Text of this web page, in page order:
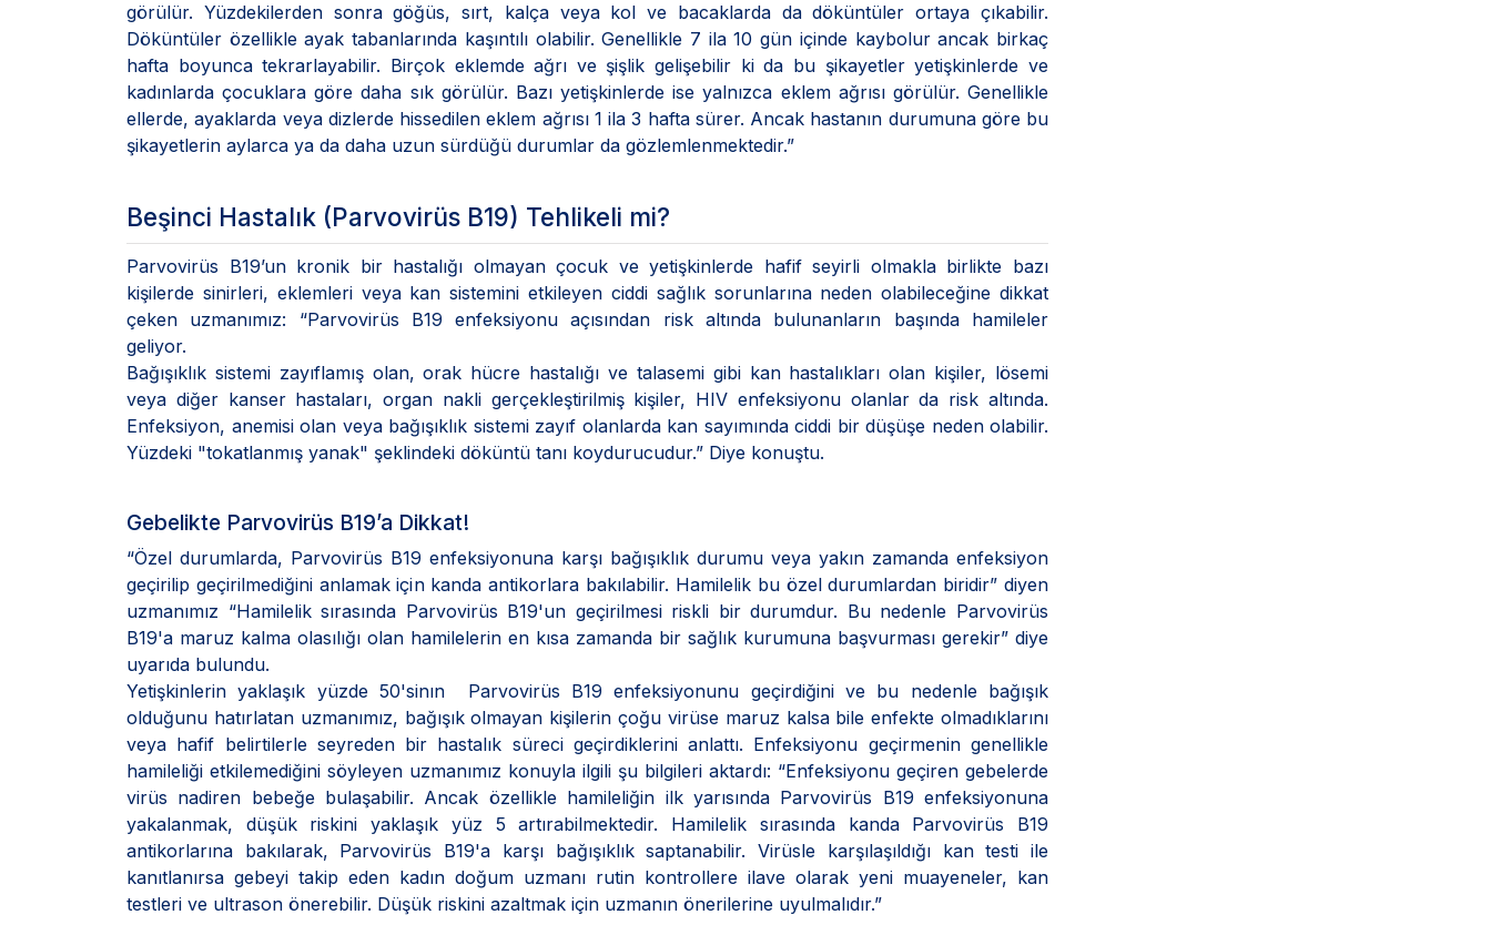
görülür. Yüzdekilerden sonra göğüs, sırt, kalça veya kol ve bacaklarda da döküntüler ortaya çıkabilir.
Döküntüler özellikle ayak tabanlarında kaşıntılı olabilir. Genellikle 7 ila 10 gün içinde kaybolur ancak birkaç
hafta boyunca tekrarlayabilir. Birçok eklemde ağrı ve şişlik gelişebilir ki da bu şikayetler yetişkinlerde ve
kadınlarda çocuklara göre daha sık görülür. Bazı yetişkinlerde ise yalnızca eklem ağrısı görülür. Genellikle
ellerde, ayaklarda veya dizlerde hissedilen eklem ağrısı 1 ila 3 hafta sürer. Ancak hastanın durumuna göre bu
şikayetlerin aylarca ya da daha uzun sürdüğü durumlar da gözlemlenmektedir.”
Beşinci Hastalık (Parvovirüs B19) Tehlikeli mi?
Parvovirüs B19’un kronik bir hastalığı olmayan çocuk ve yetişkinlerde hafif seyirli olmakla birlikte bazı
kişilerde sinirleri, eklemleri veya kan sistemini etkileyen ciddi sağlık sorunlarına neden olabileceğine dikkat
çeken uzmanımız: “Parvovirüs B19 enfeksiyonu açısından risk altında bulunanların başında hamileler
geliyor.
Bağışıklık sistemi zayıflamış olan, orak hücre hastalığı ve talasemi gibi kan hastalıkları olan kişiler, lösemi
veya diğer kanser hastaları, organ nakli gerçekleştirilmiş kişiler, HIV enfeksiyonu olanlar da risk altında.
Enfeksiyon, anemisi olan veya bağışıklık sistemi zayıf olanlarda kan sayımında ciddi bir düşüşe neden olabilir.
Yüzdeki "tokatlanmış yanak" şeklindeki döküntü tanı koydurucudur.” Diye konuştu.
Gebelikte Parvovirüs B19’a Dikkat!
“Özel durumlarda, Parvovirüs B19 enfeksiyonuna karşı bağışıklık durumu veya yakın zamanda enfeksiyon
geçirilip geçirilmediğini anlamak için kanda antikorlara bakılabilir. Hamilelik bu özel durumlardan biridir” diyen
uzmanımız “Hamilelik sırasında Parvovirüs B19'un geçirilmesi riskli bir durumdur. Bu nedenle Parvovirüs
B19'a maruz kalma olasılığı olan hamilelerin en kısa zamanda bir sağlık kurumuna başvurması gerekir” diye
uyarıda bulundu.
Yetişkinlerin yaklaşık yüzde 50'sinın Parvovirüs B19 enfeksiyonunu geçirdiğini ve bu nedenle bağışık
olduğunu hatırlatan uzmanımız, bağışık olmayan kişilerin çoğu virüse maruz kalsa bile enfekte olmadıklarını
veya hafif belirtilerle seyreden bir hastalık süreci geçirdiklerini anlattı. Enfeksiyonu geçirmenin genellikle
hamileliği etkilemediğini söyleyen uzmanımız konuyla ilgili şu bilgileri aktardı: “Enfeksiyonu geçiren gebelerde
virüs nadiren bebeğe bulaşabilir. Ancak özellikle hamileliğin ilk yarısında Parvovirüs B19 enfeksiyonuna
yakalanmak, düşük riskini yaklaşık yüz 5 artırabilmektedir. Hamilelik sırasında kanda Parvovirüs B19
antikorlarına bakılarak, Parvovirüs B19'a karşı bağışıklık saptanabilir. Virüsle karşılaşıldığı kan testi ile
kanıtlanırsa gebeyi takip eden kadın doğum uzmanı rutin kontrollere ilave olarak yeni muayeneler, kan
testleri ve ultrason önerebilir. Düşük riskini azaltmak için uzmanın önerilerine uyulmalıdır.”